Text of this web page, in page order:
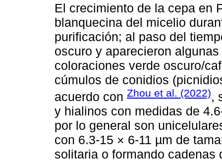
El crecimiento de la cepa en
blanquecina del micelio
purificación; al paso del
oscuro y aparecieron
coloraciones verde oscuro/
cúmulos de conidios
acuerdo con Zhou et al. (2022),
y hialinos con medidas de
por lo general son
con 6.3-15 × 6-11 µm de
solitaria o formando cadenas